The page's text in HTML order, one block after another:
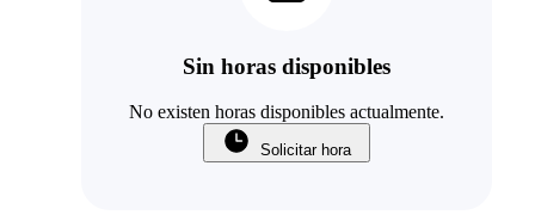
Sin horas disponibles
No existen horas disponibles actualmente.
Solicitar hora